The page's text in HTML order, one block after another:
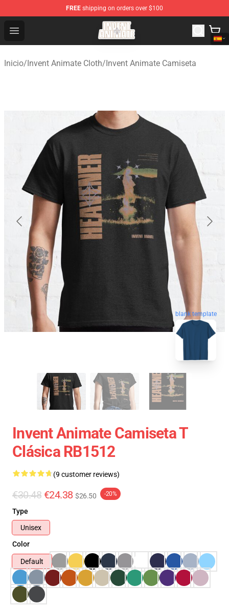
FREE shipping on orders over $100
Open menu
Invent Animate Shop - Official Invent Animate
Inicio/Invent Animate Cloth/Invent Animate Camiseta
blank template
Invent Animate Camiseta T
Clásica RB1512
(9 customer reviews)
€30.48 €24.38 $26.50 -20%
Type
Unisex
Color
Default